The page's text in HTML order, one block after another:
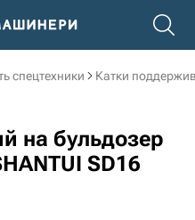
спецтехники Катки
на бульдозер
SD16